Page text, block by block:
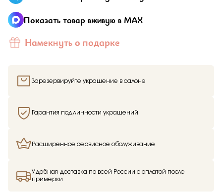
Показать товар вживую в MAX
Намекнуть о подарке
Зарезервируйте украшение в салоне
Гарантия подлинности украшений
Расширенное сервисное обслуживание
Удобная доставка по всей России с оплатой после
примерки